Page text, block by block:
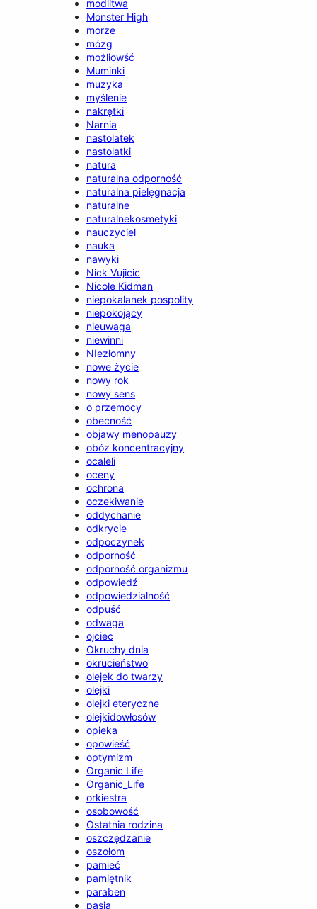
modlitwa
Monster High
morze
mózg
możliowść
Muminki
muzyka
myślenie
nakrętki
Narnia
nastolatek
nastolatki
natura
naturalna odporność
naturalna pielęgnacja
naturalne
naturalnekosmetyki
nauczyciel
nauka
nawyki
Nick Vujicic
Nicole Kidman
niepokalanek pospolity
niepokojący
nieuwaga
niewinni
NIezłomny
nowe życie
nowy rok
nowy sens
o przemocy
obecność
objawy menopauzy
obóz koncentracyjny
ocaleli
oceny
ochrona
oczekiwanie
oddychanie
odkrycie
odpoczynek
odporność
odporność organizmu
odpowiedź
odpowiedzialność
odpuść
odwaga
ojciec
Okruchy dnia
okrucieństwo
olejek do twarzy
olejki
olejki eteryczne
olejkidowłosów
opieka
opowieść
optymizm
Organic Life
Organic_Life
orkiestra
osobowość
Ostatnia rodzina
oszczędzanie
oszołom
pamieć
pamiętnik
paraben
pasja